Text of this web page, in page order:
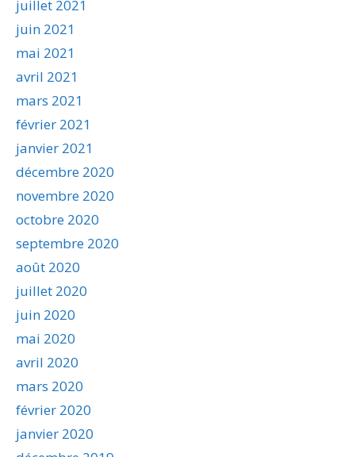
juillet 2021
juin 2021
mai 2021
avril 2021
mars 2021
février 2021
janvier 2021
décembre 2020
novembre 2020
octobre 2020
septembre 2020
août 2020
juillet 2020
juin 2020
mai 2020
avril 2020
mars 2020
février 2020
janvier 2020